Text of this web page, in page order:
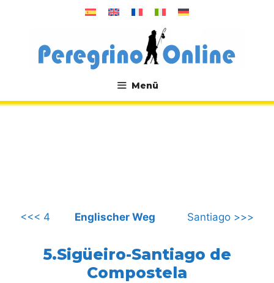
Menü
.
<<< 4 Englischer Weg Santiago >>>
5.Sigüeiro-Santiago de
Compostela